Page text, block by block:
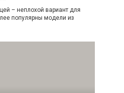
– неплохой вариант для
популярны модели из